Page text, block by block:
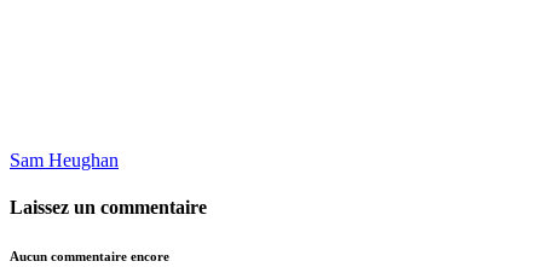
Sam Heughan
Laissez un commentaire
Aucun commentaire encore